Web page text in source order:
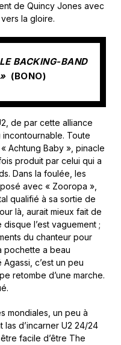
de Quincy Jones avec
la gloire.
BACKING-BAND
(BONO)
de par cette alliance
Toute
Achtung Baby », pinacle
produit par celui qui a
Dans la foulée, les
avec « Zooropa »,
qualifié à sa sortie de
là, aurait mieux fait de
l’est vaguement ;
du chanteur pour
pochette a beau
Agassi, c’est un peu
retombe d’une marche.
mondiales, un peu à
d’incarner U2 24/24
facile d’être The